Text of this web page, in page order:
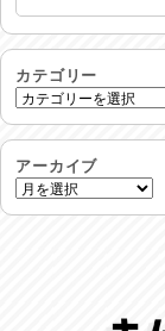
命を守
土用丑の
2026/07/28
反省会♪
2026/07/27
カテゴリー
アーカイブ